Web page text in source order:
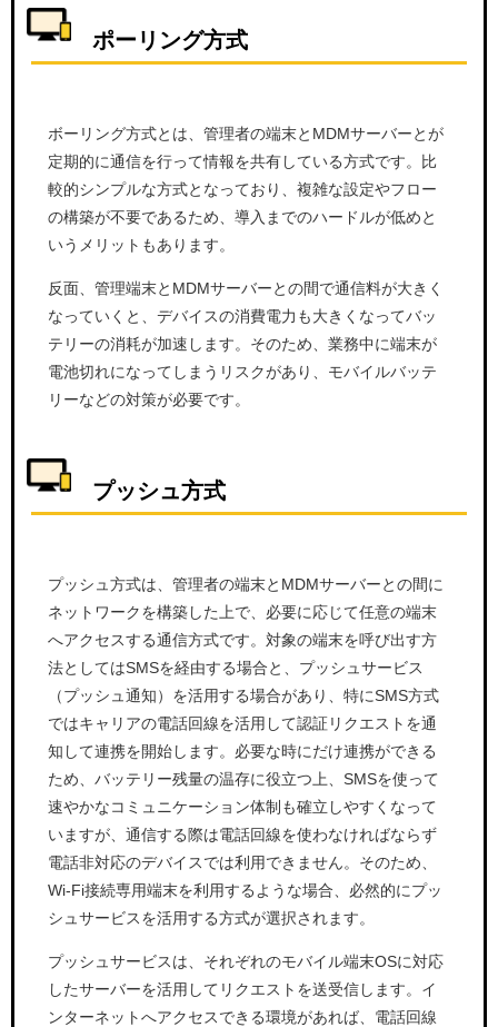
ポーリング方式
ボーリング方式とは、管理者の端末とMDMサーバーとが
定期的に通信を行って情報を共有している方式です。比
較的シンプルな方式となっており、複雑な設定やフロー
の構築が不要であるため、導入までのハードルが低めと
いうメリットもあります。
反面、管理端末とMDMサーバーとの間で通信料が大きく
なっていくと、デバイスの消費電力も大きくなってバッ
テリーの消耗が加速します。そのため、業務中に端末が
電池切れになってしまうリスクがあり、モバイルバッテ
リーなどの対策が必要です。
プッシュ方式
プッシュ方式は、管理者の端末とMDMサーバーとの間に
ネットワークを構築した上で、必要に応じて任意の端末
へアクセスする通信方式です。対象の端末を呼び出す方
法としてはSMSを経由する場合と、プッシュサービス
（プッシュ通知）を活用する場合があり、特にSMS方式
ではキャリアの電話回線を活用して認証リクエストを通
知して連携を開始します。必要な時にだけ連携ができる
ため、バッテリー残量の温存に役立つ上、SMSを使って
速やかなコミュニケーション体制も確立しやすくなって
いますが、通信する際は電話回線を使わなければならず
電話非対応のデバイスでは利用できません。そのため、
Wi-Fi接続専用端末を利用するような場合、必然的にプッ
シュサービスを活用する方式が選択されます。
プッシュサービスは、それぞれのモバイル端末OSに対応
したサーバーを活用してリクエストを送受信します。イ
ンターネットへアクセスできる環境があれば、電話回線